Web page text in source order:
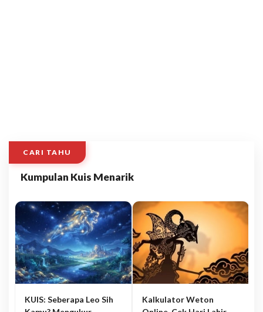
CARI TAHU
Kumpulan Kuis Menarik
KUIS: Seberapa Leo Sih
Kalkulator Weton